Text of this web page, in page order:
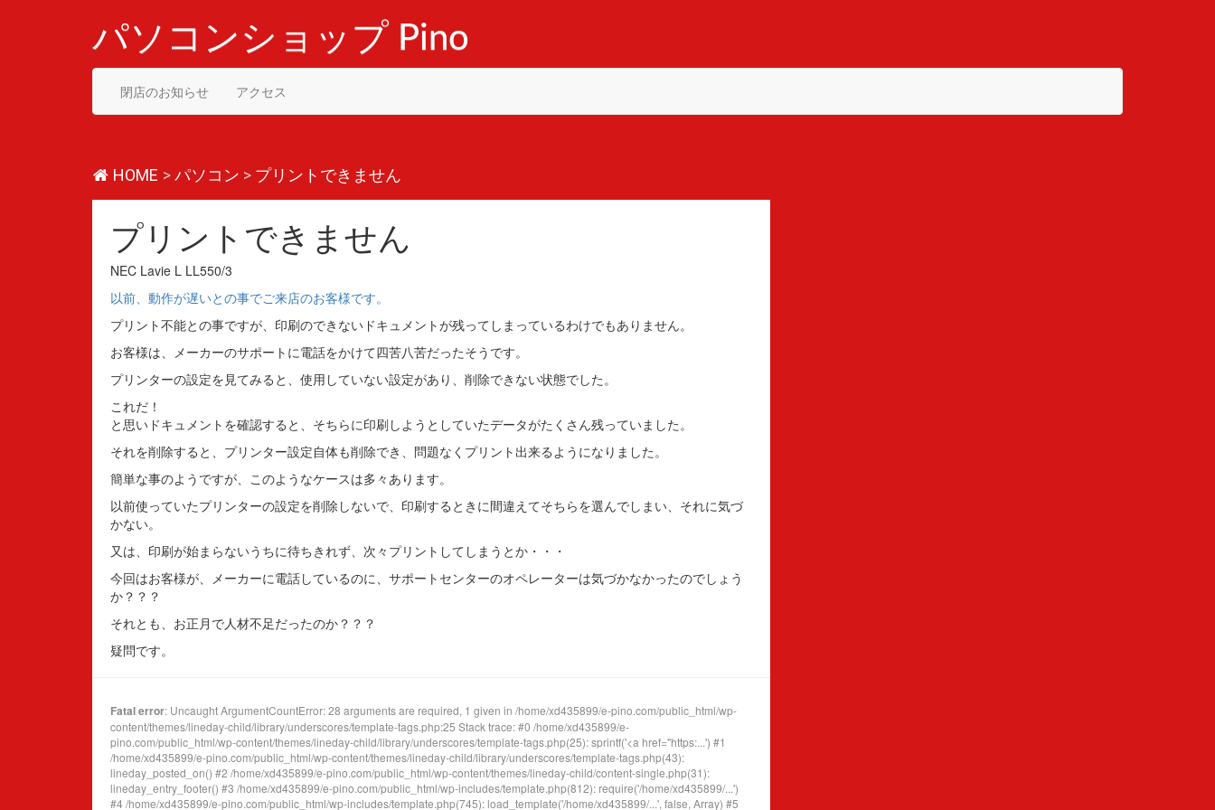
パソコンショップ Pino
閉店のお知らせ アクセス
HOME >パソコン > プリントできません
プリントできません
NEC Lavie L LL550/3
以前、動作が遅いとの事でご来店のお客様です。
プリント不能との事ですが、印刷のできないドキュメントが残ってしまっているわけでもありません。
お客様は、メーカーのサポートに電話をかけて四苦八苦だったそうです。
プリンターの設定を見てみると、使用していない設定があり、削除できない状態でした。
これだ！
と思いドキュメントを確認すると、そちらに印刷しようとしていたデータがたくさん残っていました。
それを削除すると、プリンター設定自体も削除でき、問題なくプリント出来るようになりました。
簡単な事のようですが、このようなケースは多々あります。
以前使っていたプリンターの設定を削除しないで、印刷するときに間違えてそちらを選んでしまい、それに気づ
かない。
又は、印刷が始まらないうちに待ちきれず、次々プリントしてしまうとか・・・
今回はお客様が、メーカーに電話しているのに、サポートセンターのオペレーターは気づかなかったのでしょう
か？？？
それとも、お正月で人材不足だったのか？？？
疑問です。
Fatal error: Uncaught ArgumentCountError: 28 arguments are required, 1 given in /home/xd435899/e-pino.com/public_html/wp-
content/themes/lineday-child/library/underscores/template-tags.php:25 Stack trace: #0 /home/xd435899/e-
pino.com/public_html/wp-content/themes/lineday-child/library/underscores/template-tags.php(25): sprintf('<a href="https:...') #1
/home/xd435899/e-pino.com/public_html/wp-content/themes/lineday-child/library/underscores/template-tags.php(43):
lineday_posted_on() #2 /home/xd435899/e-pino.com/public_html/wp-content/themes/lineday-child/content-single.php(31):
lineday_entry_footer() #3 /home/xd435899/e-pino.com/public_html/wp-includes/template.php(812): require('/home/xd435899/...')
#4 /home/xd435899/e-pino.com/public_html/wp-includes/template.php(745): load_template('/home/xd435899/...', false, Array) #5